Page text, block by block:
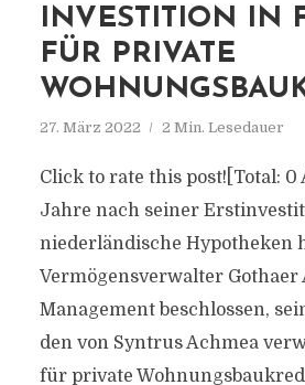
INVESTITION IN
FÜR PRIVATE
27. März 2022 2 Min. Lesedauer
Click to rate this post![Total: 0
Jahre nach seiner
niederländische Hypotheken
Vermögensverwalter Gothaer
Management beschlossen,
den von Syntrus Achmea
für private